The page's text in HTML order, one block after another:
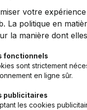
votre
La politique en
la manière dont
fonctionnels
sont strictement
en ligne sûr.
publicitaires
les cookies